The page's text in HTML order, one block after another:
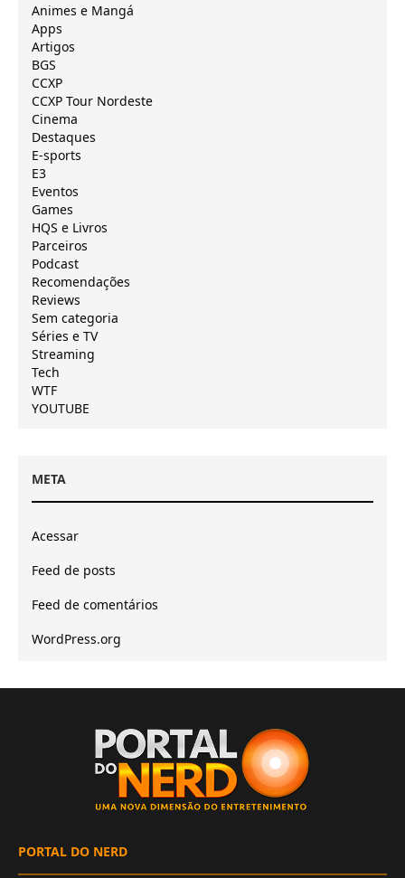
Animes e Mangá
Apps
Artigos
BGS
CCXP
CCXP Tour Nordeste
Cinema
Destaques
E-sports
E3
Eventos
Games
HQS e Livros
Parceiros
Podcast
Recomendações
Reviews
Sem categoria
Séries e TV
Streaming
Tech
WTF
YOUTUBE
META
Acessar
Feed de posts
Feed de comentários
WordPress.org
PORTAL DO NERD